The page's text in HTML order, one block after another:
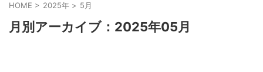
HOME > 2025年 > 5月
月別アーカイブ：2025年05月